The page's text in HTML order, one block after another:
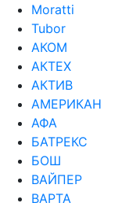
Moratti
Tubor
АКОМ
АКТЕХ
АКТИВ
АМЕРИКАН
АФА
БАТРЕКС
БОШ
ВАЙПЕР
ВАРТА